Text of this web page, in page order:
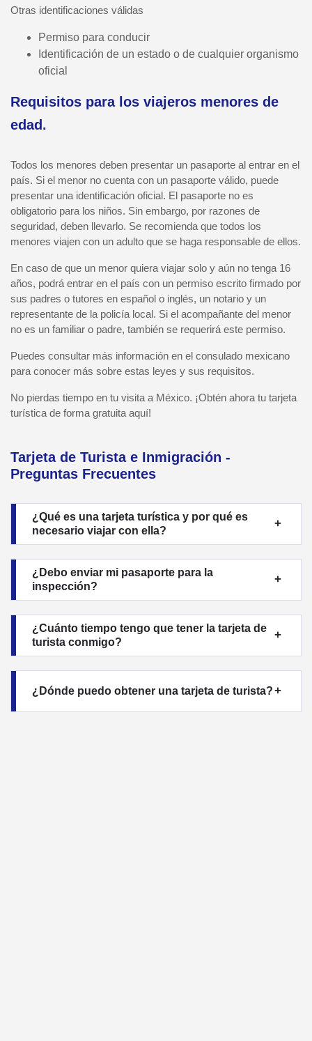
Otras identificaciones válidas
Permiso para conducir
Identificación de un estado o de cualquier organismo
oficial
Requisitos para los viajeros menores de
edad.
Todos los menores deben presentar un pasaporte al entrar en el
país. Si el menor no cuenta con un pasaporte válido, puede
presentar una identificación oficial. El pasaporte no es
obligatorio para los niños. Sin embargo, por razones de
seguridad, deben llevarlo. Se recomienda que todos los
menores viajen con un adulto que se haga responsable de ellos.
En caso de que un menor quiera viajar solo y aún no tenga 16
años, podrá entrar en el país con un permiso escrito firmado por
sus padres o tutores en español o inglés, un notario y un
representante de la policía local. Si el acompañante del menor
no es un familiar o padre, también se requerirá este permiso.
Puedes consultar más información en el consulado mexicano
para conocer más sobre estas leyes y sus requisitos.
No pierdas tiempo en tu visita a México. ¡Obtén ahora tu tarjeta
turística de forma gratuita aquí!
Tarjeta de Turista e Inmigración -
Preguntas Frecuentes
¿Qué es una tarjeta turística y por qué es
necesario viajar con ella?
¿Debo enviar mi pasaporte para la
inspección?
¿Cuánto tiempo tengo que tener la tarjeta de
turista conmigo?
¿Dónde puedo obtener una tarjeta de turista?